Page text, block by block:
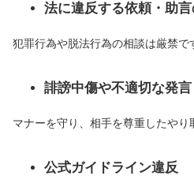
法に違反する依頼・助
犯罪行為や脱法行為の相談は厳禁で
誹謗中傷や不適切な発言
マナーを守り、相手を尊重したやり
公式ガイドライン違反